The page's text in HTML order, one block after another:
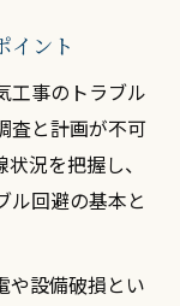
イント
工事のトラブル
査と計画が不可
況を把握し、
ル回避の基本と
や設備破損とい